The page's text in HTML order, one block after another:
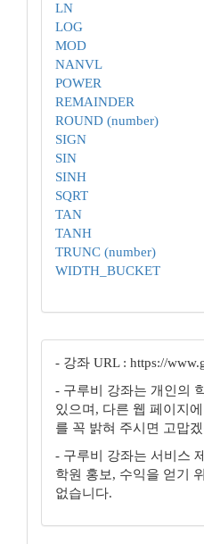
LN
LOG
MOD
NANVL
POWER
REMAINDER
ROUND (number)
SIGN
SIN
SINH
SQRT
TAN
TANH
TRUNC (number)
WIDTH_BUCKET
- 강좌 URL : https://
- 구루비 강좌는 개인의
있으며, 다른 웹 페이지
를 꼭 밝혀 주시면 고맙
- 구루비 강좌는 서비스
학원 홍보, 수익을 얻기
없습니다.